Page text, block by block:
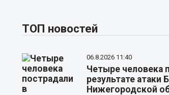
ТОП новостей
06.8.2026 11:40
Четыре человека
результате атаки
Нижегородской